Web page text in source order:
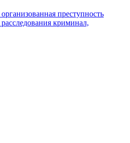
организованная преступность
расследования криминал,